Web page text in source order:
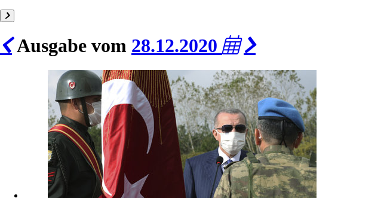
Ausgabe vom 28.12.2020